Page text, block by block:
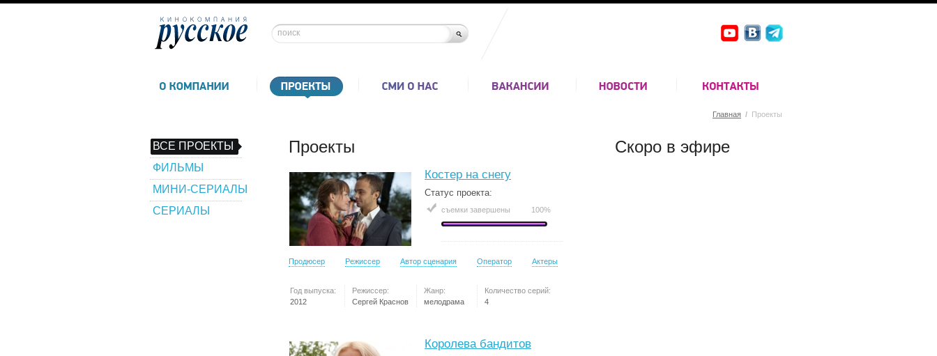
Главная / Проекты
ВСЕ ПРОЕКТЫ
ФИЛЬМЫ
МИНИ-СЕРИАЛЫ
СЕРИАЛЫ
Проекты
Костер на снегу
Статус проекта:
съемки завершены 100%
Продюсер Режиссер Автор сценария Оператор Актеры
Год выпуска:
2012
Режиссер:
Сергей Краснов
Жанр:
мелодрама
Количество серий:
4
Королева бандитов
Скоро в эфире